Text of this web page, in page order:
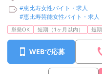
#恵比寿女性バイト・求人
#恵比寿芸能女性バイト・求人
単発OK 短期（1ヶ月以内） 短
WEBで応募